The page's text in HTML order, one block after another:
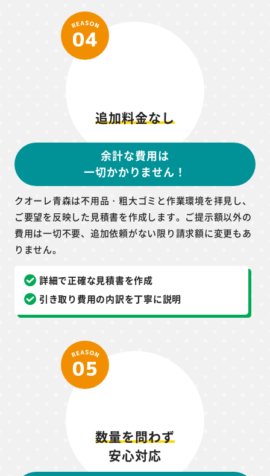
追加料金なし
余計な費用は
一切かかりません！
クオーレ青森は不用品・粗大ゴミと作業環境を拝見し、
ご要望を反映した見積書を作成します。ご提示額以外の
費用は一切不要、追加依頼がない限り請求額に変更もあ
りません。
詳細で正確な見積書を作成
引き取り費用の内訳を丁寧に説明
数量を問わず
安心対応